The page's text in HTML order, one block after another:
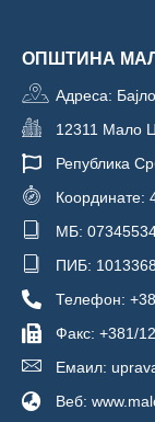
ОПШТИНА
Адреса:
12311 Мало
Република
Координате:
МБ:
ПИБ:
Телефон:
Факс: +381/
Емаил:
Веб: